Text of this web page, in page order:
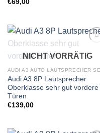
€69,00
Wunschliste
NICHT VORRÄTIG
AUDI A3 AUTO LAUTSPRECHER
Audi A3 8P Lautsprecher
Oberklasse sehr gut vordere
Türen
€139,00